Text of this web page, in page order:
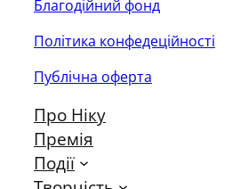
Благодійний фонд
Політика конфедеційності
Публічна оферта
Про Ніку
Премія
Події